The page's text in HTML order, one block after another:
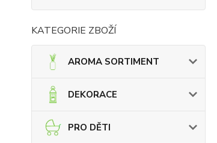
KATEGORIE ZBOŽÍ
AROMA SORTIMENT
DEKORACE
PRO DĚTI